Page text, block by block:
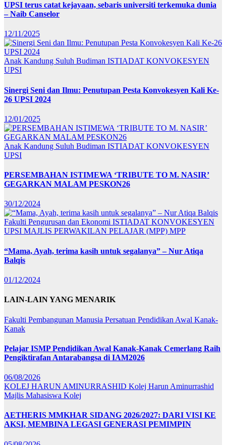
UPSI terus catat kejayaan, sebaris universiti terkemuka dunia
– Naib Canselor
12/11/2025
Anak Kandung Suluh Budiman ISTIADAT KONVOKESYEN
UPSI
Sinergi Seni dan Ilmu: Penutupan Pesta Konvokesyen Kali Ke-
26 UPSI 2024
12/01/2025
Anak Kandung Suluh Budiman ISTIADAT KONVOKESYEN
UPSI
PERSEMBAHAN ISTIMEWA ‘TRIBUTE TO M. NASIR’
GEGARKAN MALAM PESKON26
30/12/2024
Fakulti Pengurusan dan Ekonomi ISTIADAT KONVOKESYEN
UPSI MAJLIS PERWAKILAN PELAJAR (MPP) MPP
“Mama, Ayah, terima kasih untuk segalanya” – Nur Atiqa
Balqis
01/12/2024
LAIN-LAIN YANG MENARIK
Fakulti Pembangunan Manusia Persatuan Pendidikan Awal Kanak-
Kanak
Pelajar ISMP Pendidikan Awal Kanak-Kanak Cemerlang Raih
Pengiktirafan Antarabangsa di IAM2026
06/08/2026
KOLEJ HARUN AMINURRASHID Kolej Harun Aminurrashid
Majlis Mahasiswa Kolej
AETHERIS MMKHAR SIDANG 2026/2027: DARI VISI KE
AKSI, MEMBINA LEGASI GENERASI PEMIMPIN